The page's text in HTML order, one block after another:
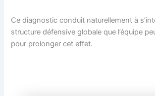
Ce diagnostic conduit naturellement à
structure défensive globale que l’équipe
pour prolonger cet effet.